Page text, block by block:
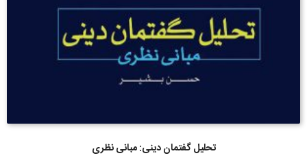
تحلیل گفتمان دینی: مبانی نظری